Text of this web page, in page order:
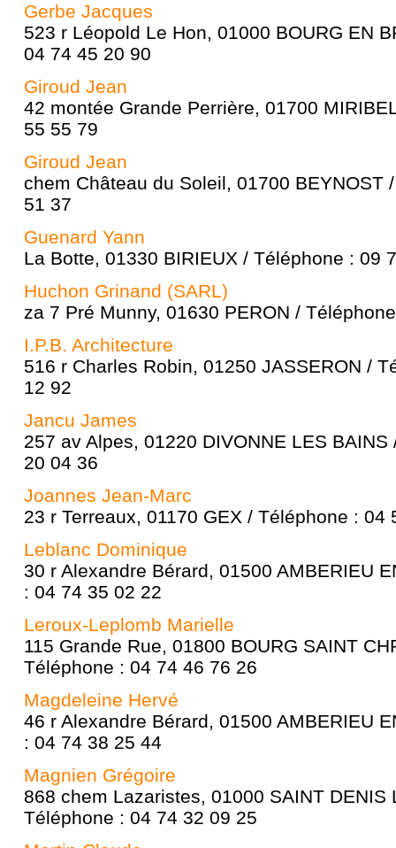
Gerbe Jacques
523 r Léopold Le Hon, 01000 BOURG EN
04 74 45 20 90
Giroud Jean
42 montée Grande Perrière, 01700
55 55 79
Giroud Jean
chem Château du Soleil, 01700 BEYNOST
51 37
Guenard Yann
La Botte, 01330 BIRIEUX / Téléphone : 09
Huchon Grinand (SARL)
za 7 Pré Munny, 01630 PERON /
I.P.B. Architecture
516 r Charles Robin, 01250 JASSERON /
12 92
Jancu James
257 av Alpes, 01220 DIVONNE LES
20 04 36
Joannes Jean-Marc
23 r Terreaux, 01170 GEX / Téléphone : 04
Leblanc Dominique
30 r Alexandre Bérard, 01500 AMBERIEU
: 04 74 35 02 22
Leroux-Leplomb Marielle
115 Grande Rue, 01800 BOURG SAINT
Téléphone : 04 74 46 76 26
Magdeleine Hervé
46 r Alexandre Bérard, 01500 AMBERIEU
: 04 74 38 25 44
Magnien Grégoire
868 chem Lazaristes, 01000 SAINT DENIS
Téléphone : 04 74 32 09 25